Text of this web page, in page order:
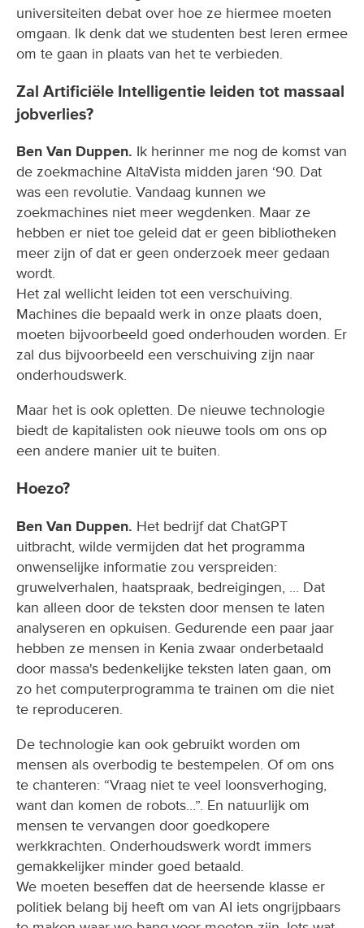
universiteiten debat over hoe ze hiermee moeten
omgaan. Ik denk dat we studenten best leren ermee
om te gaan in plaats van het te verbieden.
Zal Artificiële Intelligentie leiden tot massaal
jobverlies?
Ben Van Duppen. Ik herinner me nog de komst van
de zoekmachine AltaVista midden jaren ‘90. Dat
was een revolutie. Vandaag kunnen we
zoekmachines niet meer wegdenken. Maar ze
hebben er niet toe geleid dat er geen bibliotheken
meer zijn of dat er geen onderzoek meer gedaan
wordt.
Het zal wellicht leiden tot een verschuiving.
Machines die bepaald werk in onze plaats doen,
moeten bijvoorbeeld goed onderhouden worden. Er
zal dus bijvoorbeeld een verschuiving zijn naar
onderhoudswerk.
Maar het is ook opletten. De nieuwe technologie
biedt de kapitalisten ook nieuwe tools om ons op
een andere manier uit te buiten.
Hoezo?
Ben Van Duppen. Het bedrijf dat ChatGPT
uitbracht, wilde vermijden dat het programma
onwenselijke informatie zou verspreiden:
gruwelverhalen, haatspraak, bedreigingen, ... Dat
kan alleen door de teksten door mensen te laten
analyseren en opkuisen. Gedurende een paar jaar
hebben ze mensen in Kenia zwaar onderbetaald
door massa's bedenkelijke teksten laten gaan, om
zo het computerprogramma te trainen om die niet
te reproduceren.
De technologie kan ook gebruikt worden om
mensen als overbodig te bestempelen. Of om ons
te chanteren: “Vraag niet te veel loonsverhoging,
want dan komen de robots…”. En natuurlijk om
mensen te vervangen door goedkopere
werkkrachten. Onderhoudswerk wordt immers
gemakkelijker minder goed betaald.
We moeten beseffen dat de heersende klasse er
politiek belang bij heeft om van AI iets ongrijpbaars